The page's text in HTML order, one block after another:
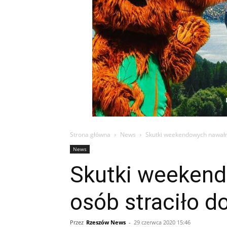
Strona główna News Skutki weekendowych
News
Skutki
osób straciło
Przez Rzeszów News - 29 czerwca 2020 15:46